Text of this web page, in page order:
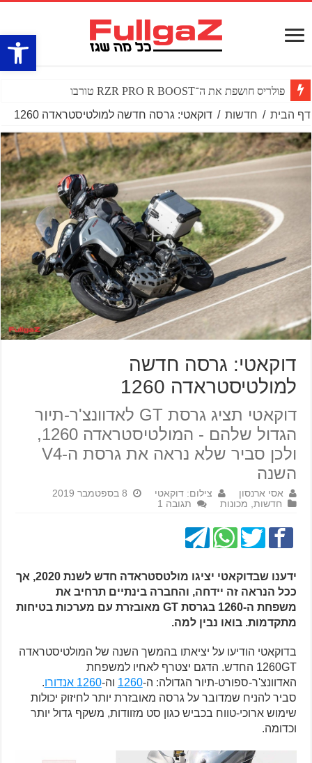
פתח
פולריס חושפת את ה־RZR PRO R BOOST טורבו
דף הבית / חדשות / דוקאטי: גרסה חדשה למולטיסטראדה 1260
דוקאטי: גרסה חדשה
למולטיסטראדה 1260
דוקאטי תציג גרסת GT לאדוונצ'ר-תיור
הגדול שלהם - המולטיסטראדה 1260,
ולכן סביר שלא נראה את גרסת ה-V4
השנה
אסי ארנסון צילום: דוקאטי
8 בספטמבר 2019
חדשות מכונות תגובה 1
ידענו שבדוקאטי יציגו מולטסטראדה חדש לשנת 2020, אך
ככל הנראה זה יידחה, והחברה בינתיים תרחיב את
משפחת ה-1260 בגרסת GT מאובזרת עם מערכות בטיחות
מתקדמות. בואו נבין למה.
בדוקאטי הודיעו על יציאתו בהמשך השנה של המולטיסטראדה
1260GT החדש. הדגם יצטרף לאחיו למשפחת
האדוונצ'ר-ספורט-תיור הגדולה: ה-1260 וה-1260 אנדורו
.
סביר להניח שמדובר על גרסה מאובזרת יותר לחיזוק יכולות
שימוש ארוכי-טווח בכביש כגון סט מזוודות, משקף גדול יותר
וכדומה.